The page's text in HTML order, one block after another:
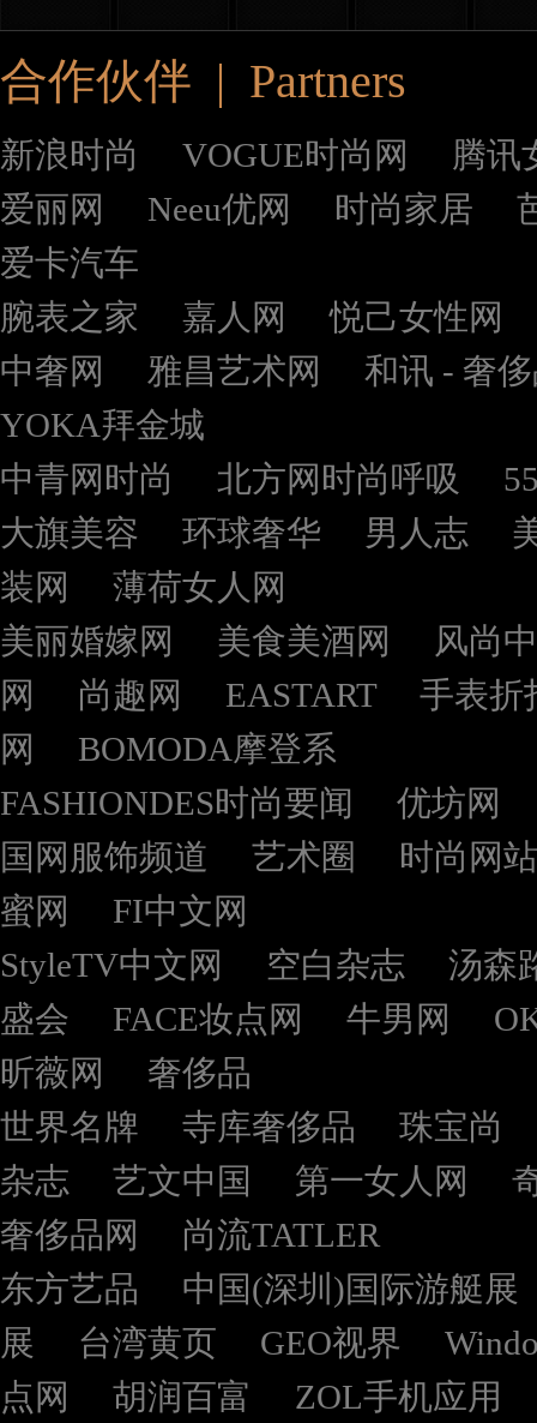
合作伙伴 | Partners
新浪时尚 VOGUE时尚网
腾讯
爱丽网
Neeu优网 时尚家居
爱卡汽车
腕表之家
嘉人网
悦己女性网
中奢网
雅昌艺术网
和讯 - 奢
YOKA拜金城
中青网时尚
北方网时尚呼吸
大旗美容
环球奢华 男人志
装网
薄荷女人网
美丽婚嫁网
美食美酒网
风尚
网
尚趣网 EASTART
手表折
网
BOMODA摩登系
FASHIONDES时尚要闻
优坊网
国网服饰频道
艺术圈
时尚网站
蜜网
FI中文网
StyleTV中文网
空白杂志
汤森
盛会
FACE妆点网 牛男网
昕薇网
奢侈品
世界名牌
寺库奢侈品
珠宝尚
杂志
艺文中国 第一女人网
奢侈品网
尚流TATLER
东方艺品
中国(深圳)国际游艇展
展
台湾黄页 GEO视界
点网
胡润百富 ZOL手机应用